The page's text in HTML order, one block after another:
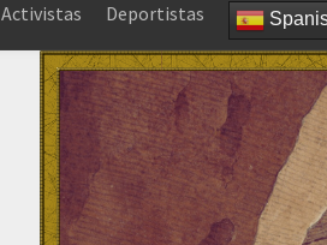
Activistas
Deportistas